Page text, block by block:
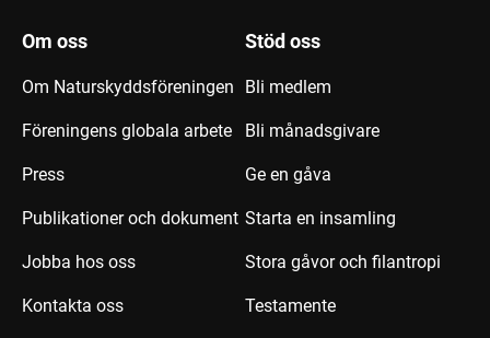
Om oss
Om Naturskyddsföreningen
Föreningens globala arbete
Press
Publikationer och dokument
Jobba hos oss
Kontakta oss
Stöd oss
Bli medlem
Bli månadsgivare
Ge en gåva
Starta en insamling
Stora gåvor och filantropi
Testamente